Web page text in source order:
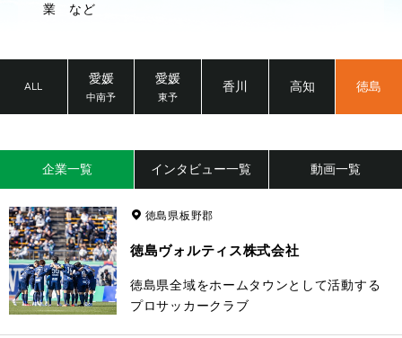
業 など
ALL
愛媛
中南予
愛媛
東予
香川 高知 徳島
企業一覧 インタビュー一覧 動画一覧
徳島県板野郡
徳島ヴォルティス株式会社
徳島県全域をホームタウンとして活動する
プロサッカークラブ